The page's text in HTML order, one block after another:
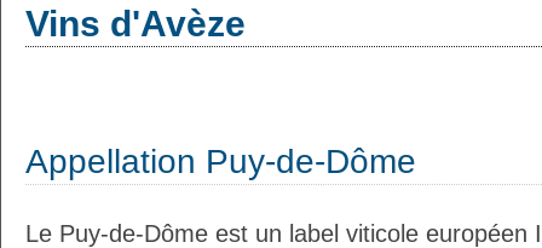
Vins d'Avèze
Appellation Puy-de-Dôme
Le Puy-de-Dôme est un label viticole européen